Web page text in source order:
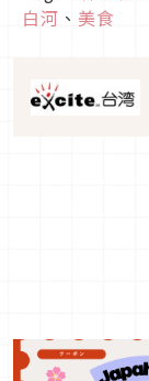
白河 、 美食